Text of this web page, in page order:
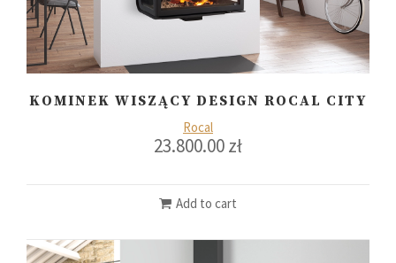
KOMINEK WISZĄCY DESIGN ROCAL CITY
Rocal
23.800.00zł
Add to cart